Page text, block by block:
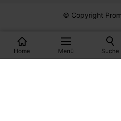
Home Menü Suche
© Copyright
*Bedingungen